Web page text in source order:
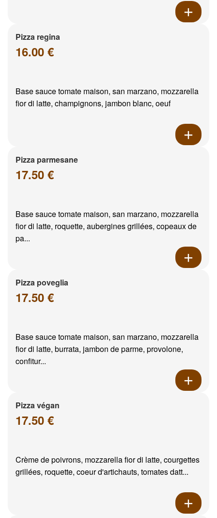
Pizza regina
16.00 €
Base sauce tomate maison, san marzano, mozzarella
fior di latte, champignons, jambon blanc, oeuf
Pizza parmesane
17.50 €
Base sauce tomate maison, san marzano, mozzarella
fior di latte, roquette, aubergines grillées, copeaux de
pa...
Pizza poveglia
17.50 €
Base sauce tomate maison, san marzano, mozzarella
fior di latte, burrata, jambon de parme, provolone,
confitur...
Pizza végan
17.50 €
Crème de poivrons, mozzarella fior di latte, courgettes
grillées, roquette, coeur d'artichauts, tomates datt...